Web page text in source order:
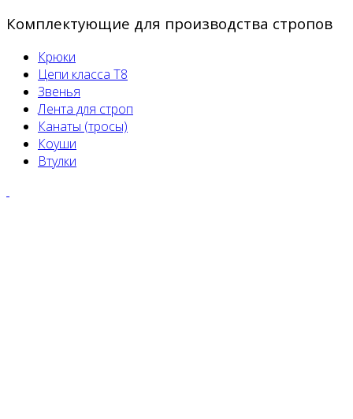
Комплектующие для производства стропов
Крюки
Цепи класса Т8
Звенья
Лента для строп
Канаты (тросы)
Коуши
Втулки